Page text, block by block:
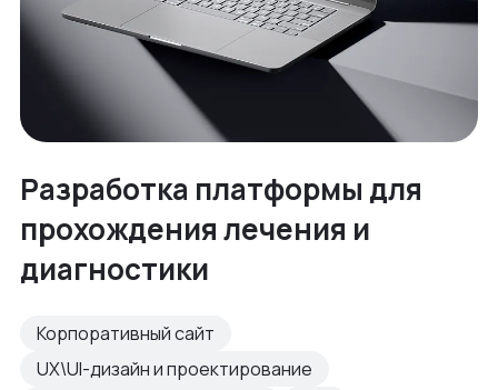
Разработка платформы для
прохождения лечения и
диагностики
Корпоративный сайт
UX\UI-дизайн и проектирование